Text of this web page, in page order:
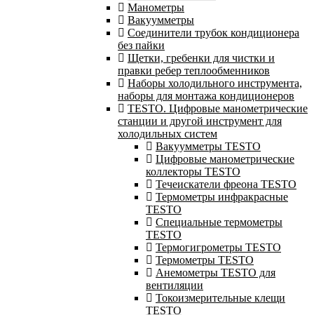
Манометры
Вакуумметры
Соединители трубок кондиционера
без пайки
Щетки, гребенки для чистки и
правки ребер теплообменников
Наборы холодильного инструмента,
наборы для монтажа кондиционеров
TESTO. Цифровые манометрические
станции и другой инструмент для
холодильных систем
Вакуумметры TESTO
Цифровые манометрические
коллекторы TESTO
Течеискатели фреона TESTO
Термометры инфракрасные
TESTO
Специальные термометры
TESTO
Термогигрометры TESTO
Термометры TESTO
Анемометры TESTO для
вентиляции
Токоизмерительные клещи
TESTO